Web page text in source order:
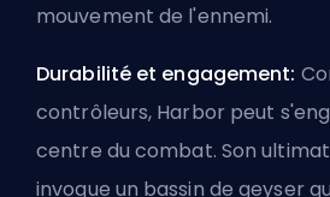
mouvement de l'ennemi.
Durabilité et engagement:
contrôleurs, Harbor peut
centre du combat. Son
invoque un bassin de geyser